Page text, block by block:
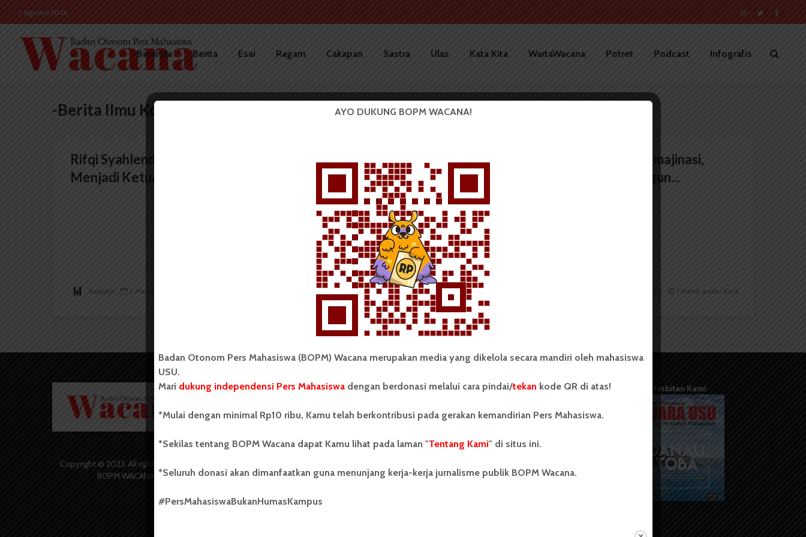
7 Agustus 2026
Beranda Berita Esai Ragam Cakapan Sastra Ulas Kata Kita WartaWacana Potret Podcast Infografis
-Berita Ilmu Komunikasi
Rifqi Syahlendra Terpilih
Menjadi Ketua Imajinasi
Redaksi 2 Maret 2017
Pemilihan Ketua Imajinasi,
Rifqi: Ingin Perbaiki...
Redaksi 28 Februari 2017 1 menit waktu baca
Pemilihan Ketua Imajinasi,
Sastra: Ingin Bangun...
28 Februari 2017 1 menit waktu baca
Copyright © 2023. All rights reserved
BOPM WACANA.
Badan Otonom Pers Mahasiswa (BOPM)
yang berdiri di luar kampus dan dikelola
secara mandiri oleh mahasiswa
Sebelumnya BOPM Wacana merupakan
(UKM) di Universitas Sumatera Utara
USU yang berdiri pada 1 Juli 1995.
Tentang Kami
Kontribusi
Terbitan Kami
AYO DUKUNG BOPM WACANA!
Badan Otonom Pers Mahasiswa (BOPM) Wacana merupakan media yang dikelola secara mandiri oleh mahasiswa
USU.
Mari dukung independensi Pers Mahasiswadengan berdonasi melalui cara pindai/tekan kode QR di atas!
*Mulai dengan minimal Rp10 ribu, Kamu telah berkontribusi pada gerakan kemandirian Pers Mahasiswa.
*Sekilas tentang BOPM Wacana dapat Kamu lihat pada laman "Tentang Kami" di situs ini.
*Seluruh donasi akan dimanfaatkan guna menunjang kerja-kerja jurnalisme publik BOPM Wacana.
#PersMahasiswaBukanHumasKampus